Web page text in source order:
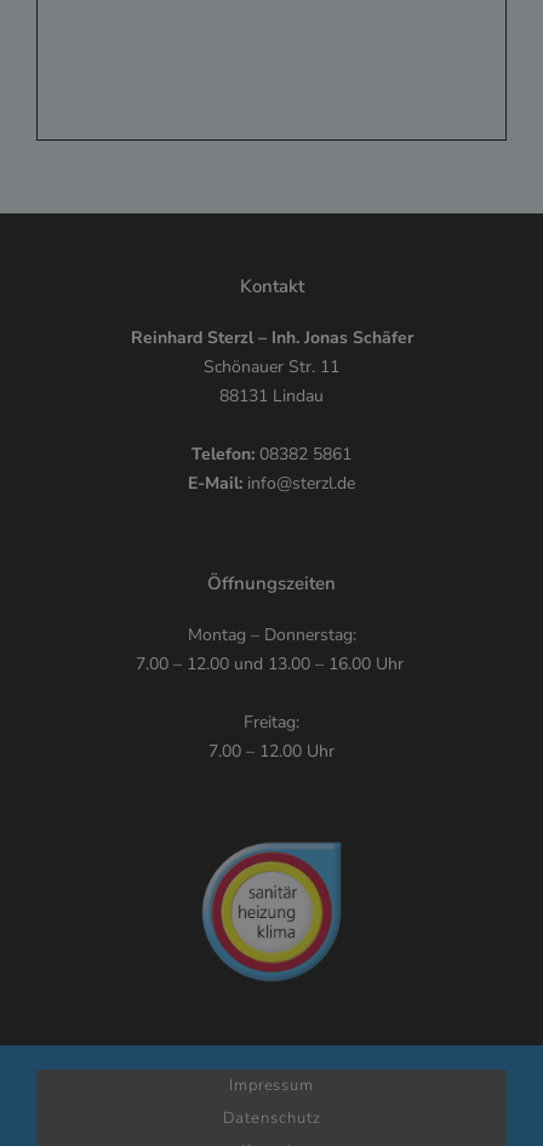
Kontakt
Reinhard Sterzl – Inh. Jonas Schäfer
Schönauer Str. 11
88131 Lindau
Telefon: 08382 5861
E-Mail: info@sterzl.de
Öffnungszeiten
Montag – Donnerstag:
7.00 – 12.00 und 13.00 – 16.00 Uhr
Freitag:
7.00 – 12.00 Uhr
Impressum
Datenschutz